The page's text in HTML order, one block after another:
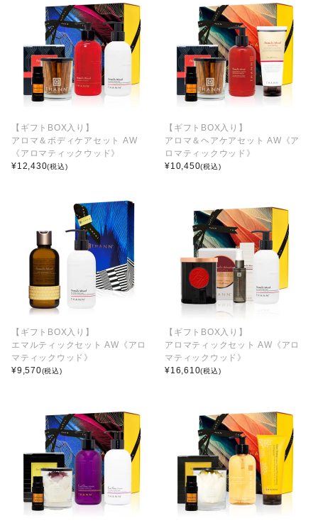
【ギフトBOX入り】
アロマ＆ボディケアセット AW
《アロマティックウッド》
¥12,430(税込)
【ギフトBOX入り】
アロマ＆ヘアケアセット AW《ア
ロマティックウッド》
¥10,450(税込)
【ギフトBOX入り】
エマルティックセット AW《アロ
マティックウッド》
¥9,570(税込)
【ギフトBOX入り】
アロマティックセット AW《アロ
マティックウッド》
¥16,610(税込)